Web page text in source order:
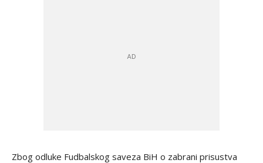
Zbog odluke Fudbalskog saveza BiH o zabrani prisustva